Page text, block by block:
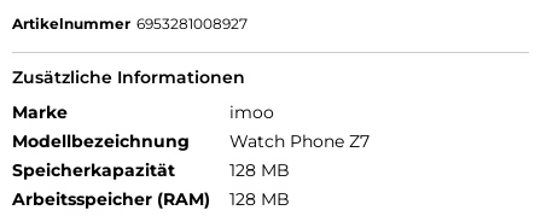
Artikelnummer 6953281008927
Zusätzliche Informationen
Marke
imoo
Modellbezeichnung
Watch Phone Z7
Speicherkapazität
128 MB
Arbeitsspeicher (RAM)
128 MB